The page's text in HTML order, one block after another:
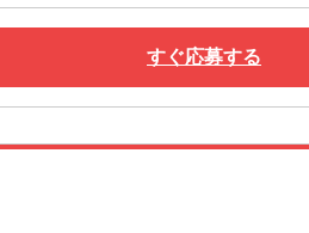
すぐ応募する